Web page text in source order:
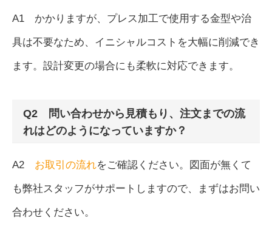
A1 かかりますが、プレス加工で使用する金型や治
具は不要なため、イニシャルコストを大幅に削減でき
ます。設計変更の場合にも柔軟に対応できます。
Q2 問い合わせから見積もり、注文までの流
れはどのようになっていますか？
A2 お取引の流れをご確認ください。図面が無くて
も弊社スタッフがサポートしますので、まずはお問い
合わせください。